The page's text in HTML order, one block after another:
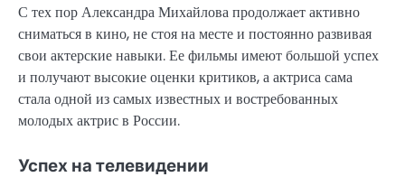
С тех пор Александра Михайлова продолжает активно
сниматься в кино, не стоя на месте и постоянно развивая
свои актерские навыки. Ее фильмы имеют большой успех
и получают высокие оценки критиков, а актриса сама
стала одной из самых известных и востребованных
молодых актрис в России.
Успех на телевидении